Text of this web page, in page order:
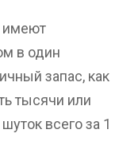
имеют
в один
запас, как
тысячи или
всего за 1